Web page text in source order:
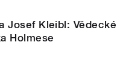
Josef Kleibl: Vědecké
Holmese